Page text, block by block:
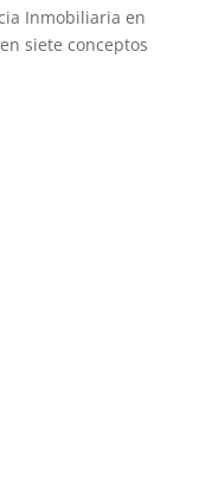
Inmobiliaria en
siete conceptos